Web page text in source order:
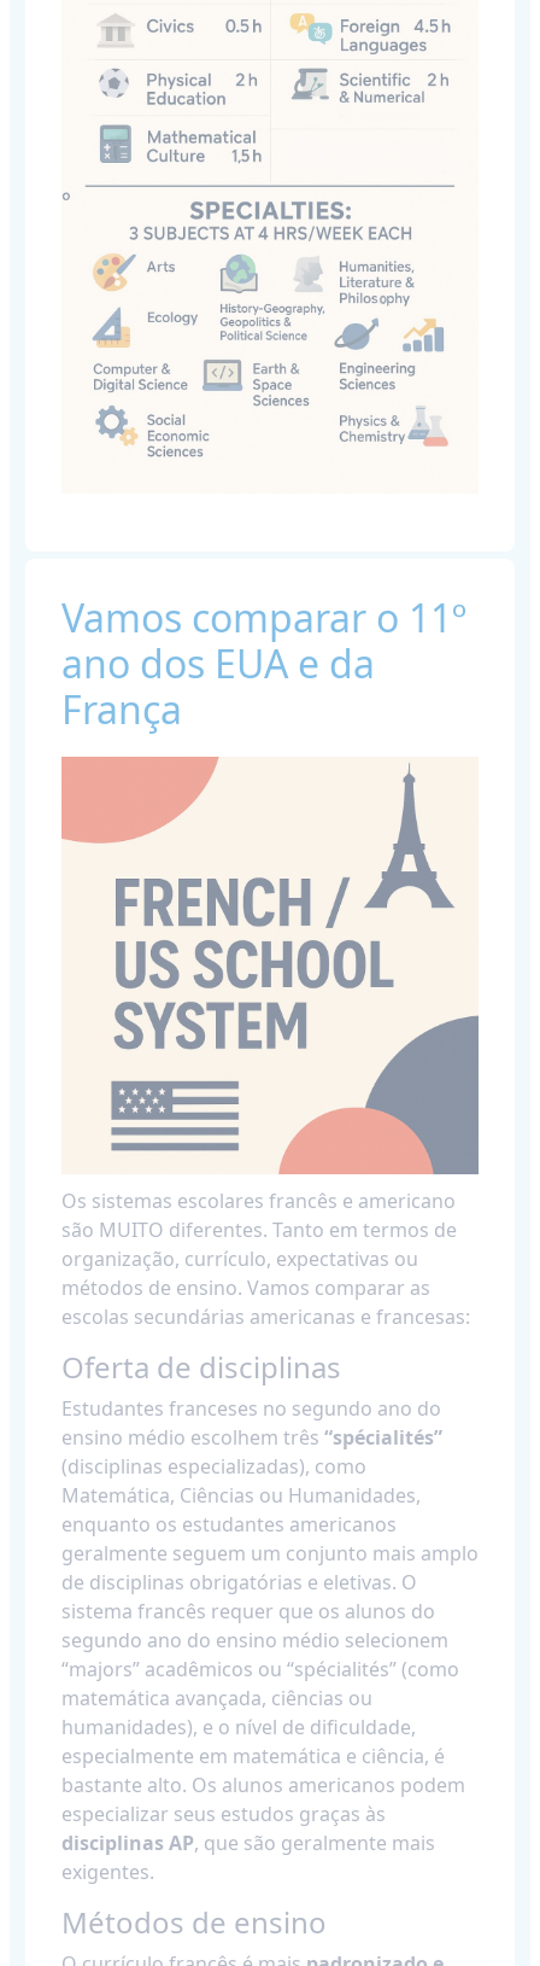
Vamos comparar o 11º
ano dos EUA e da
França
Os sistemas escolares francês e americano
são MUITO diferentes. Tanto em termos de
organização, currículo, expectativas ou
métodos de ensino. Vamos comparar as
escolas secundárias americanas e francesas:
Oferta de disciplinas
Estudantes franceses no segundo ano do
ensino médio escolhem três “spécialités”
(disciplinas especializadas), como
Matemática, Ciências ou Humanidades,
enquanto os estudantes americanos
geralmente seguem um conjunto mais amplo
de disciplinas obrigatórias e eletivas. O
sistema francês requer que os alunos do
segundo ano do ensino médio selecionem
“majors” acadêmicos ou “spécialités” (como
matemática avançada, ciências ou
humanidades), e o nível de dificuldade,
especialmente em matemática e ciência, é
bastante alto. Os alunos americanos podem
especializar seus estudos graças às
disciplinas AP, que são geralmente mais
exigentes.
Métodos de ensino